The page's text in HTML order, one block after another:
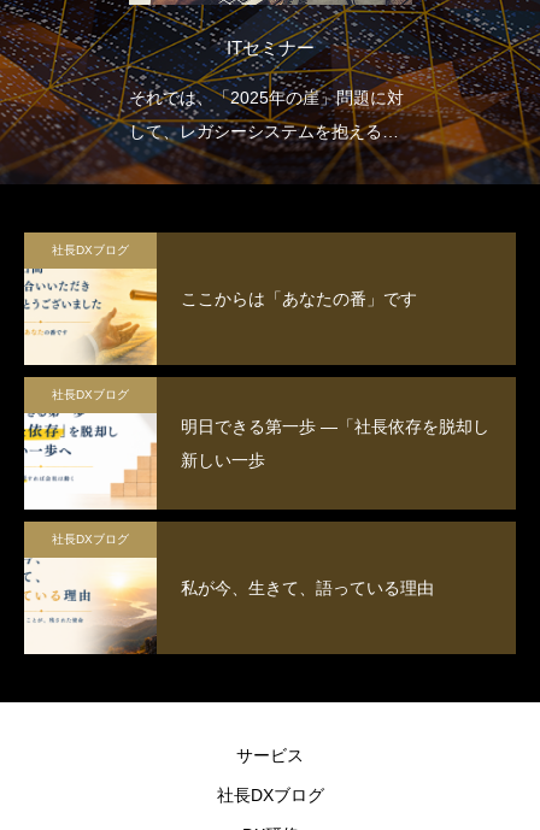
ITセミナー
それでは、「2025年の崖」問題に対
して、レガシーシステムを抱える多
くの日本企業はどのような取り組み
2025年の崖による損失を避け、飛躍
していくためにDXの推進のために、
まずはITセミナーで意識の改革を行
うことが大切です。
社長DXブログ
ここからは「あなたの番」です
社長DXブログ
明日できる第一歩 ―「社長依存を脱却し
新しい一歩
社長DXブログ
私が今、生きて、語っている理由
サービス
社長DXブログ